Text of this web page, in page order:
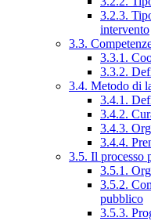
3.2.3.
intervento
3.3.
3.3.1.
3.3.2.
3.4. Metodo di
3.4.1.
3.4.2.
3.4.3.
3.4.4.
3.5. Il processo
3.5.1.
3.5.2.
pubblico
3.5.3.